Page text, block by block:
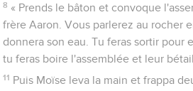
8 « Prends le bâton et convoque
frère Aaron. Vous parlerez au rocher
donnera son eau. Tu feras sortir pour
tu feras boire l'assemblée et leur
11 Puis Moïse leva la main et frappa